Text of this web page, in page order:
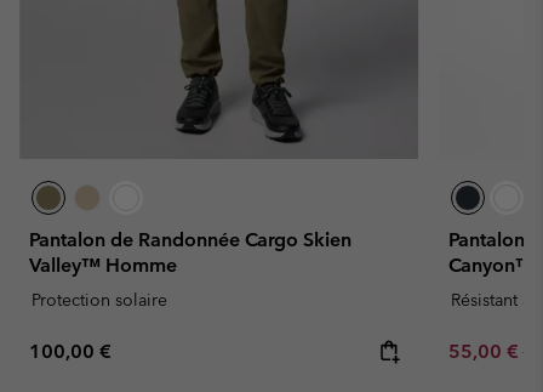
Pantalon de Randonnée Cargo Skien
Valley™ Homme
Protection solaire
Regular price:
100,00 €
Pantalon
Canyon™
Résistant à
Sale price:
55,00 €